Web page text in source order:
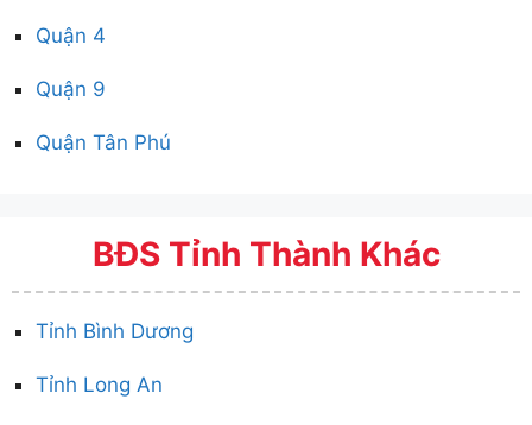
Quận 4
Quận 9
Quận Tân Phú
BĐS Tỉnh Thành Khác
Tỉnh Bình Dương
Tỉnh Long An